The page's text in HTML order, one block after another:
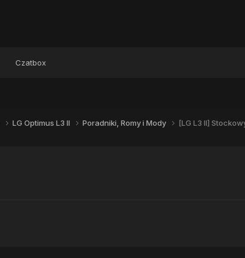
Czatbox
LG Optimus L3 II Poradniki, Romy i Mody [LG L3 II]